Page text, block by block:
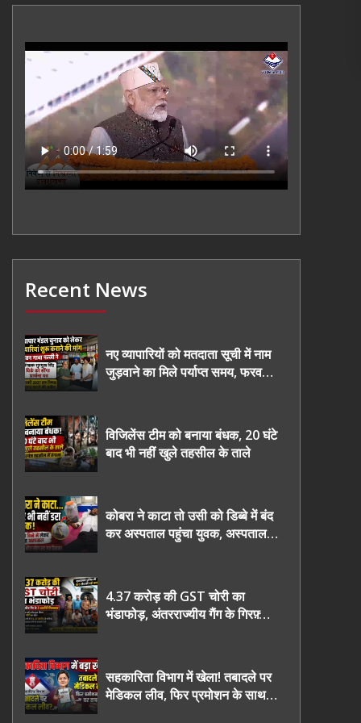
Recent News
नए व्यापारियों को मतदाता सूची में नाम
जुड़वाने का मिले पर्याप्त समय, फरवरी
विजिलेंस टीम को बनाया बंधक, 20 घंटे
बाद भी नहीं खुले तहसील के ताले
कोबरा ने काटा तो उसी को डिब्बे में बंद
कर अस्पताल पहुंचा युवक, अस्पताल में
4.37 करोड़ की GST चोरी का
भंडाफोड़, अंतरराज्यीय गैंग के गिरफ़्तार
सहकारिता विभाग में खेला! तबादले पर
मेडिकल लीव, फिर प्रमोशन के साथ